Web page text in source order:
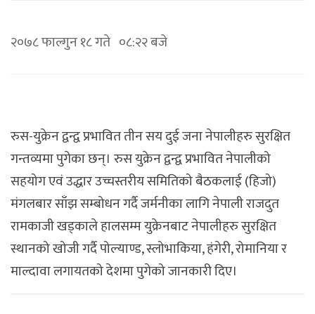
२०७८ फाल्गुन १८ गते ०८:२२ बजे
रुस-युक्रेन द्वन्द्व प्रभावित तीन सय दुई जना नेपालीहरु सुरक्षित
गन्तव्यमा पुगेका छन्। रुस युक्रेन द्वन्द्व प्रभावित नेपालीको
सहयोग एवं उद्धार उच्चस्तरीय समितिको बैठकलाई (हिजो)
मंगलबार साँझ सम्बोधन गर्दै जर्मनीका लागि नेपाली राजदुत
रामकाजी खड्काले हालसम्म युक्रेनबाट नेपालीहरु सुरक्षित
स्थानको खोजी गर्दै पोल्याण्ड, स्लोभाकिया, हंगेरी, रोमानिया र
माल्दावा लगायतको देशमा पुगेको जानकारी दिए।